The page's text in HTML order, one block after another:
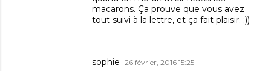
macarons. Ça prouve que vous avez
tout suivi à la lettre, et ça fait plaisir. ;))
sophie 26 février, 2016 15:25